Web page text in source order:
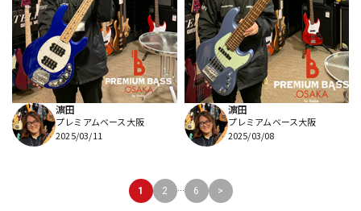
濵田
プレミアムベース大阪
2025/03/11
濵田
プレミアムベース大阪
2025/03/08
1 2 ... 6 >